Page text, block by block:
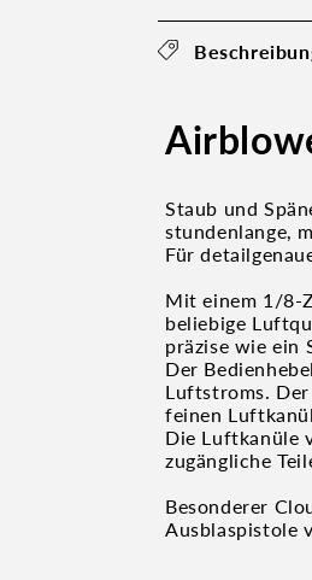
Staub und
stundenlange,
Für
Mit einem 1/8-
beliebige
präzise wie ein
Der
Luftstroms.
feinen
Die Luftkanüle
zugängliche
Besonderer
Ausblaspistole